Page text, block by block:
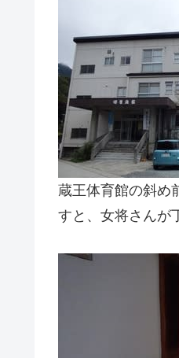
蔵王体育館の斜め
すと、女将さんが